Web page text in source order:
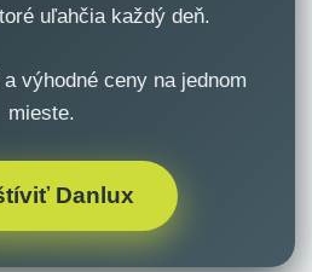
uľahčia každý deň.
výhodné ceny na jednom
mieste.
Danlux